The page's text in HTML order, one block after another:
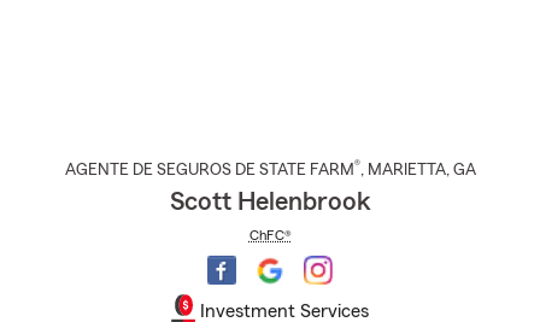
AGENTE DE SEGUROS DE STATE FARM®, MARIETTA, GA
Scott Helenbrook
ChFC®
Investment Services